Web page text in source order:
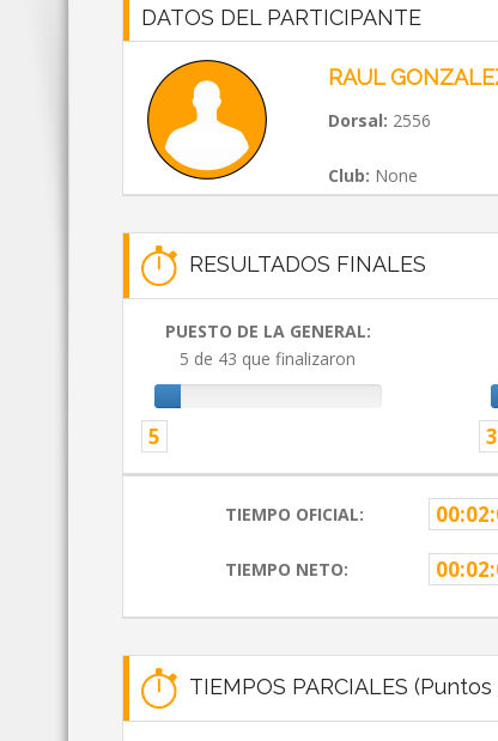
DATOS DEL PARTICIPANTE
RAUL
Dorsal: 2556
Club: None
RESULTADOS FINALES
PUESTO DE LA GENERAL:
5 de 43 que finalizaron
5 3
TIEMPO OFICIAL:
TIEMPO NETO:
TIEMPOS PARCIALES